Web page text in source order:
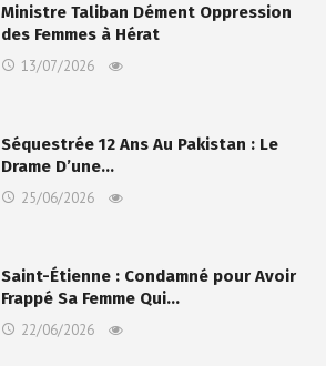
Ministre Taliban Dément Oppression
des Femmes à Hérat
13/07/2026
Séquestrée 12 Ans Au Pakistan : Le
Drame D’une…
25/06/2026
Saint-Étienne : Condamné pour Avoir
Frappé Sa Femme Qui…
22/06/2026